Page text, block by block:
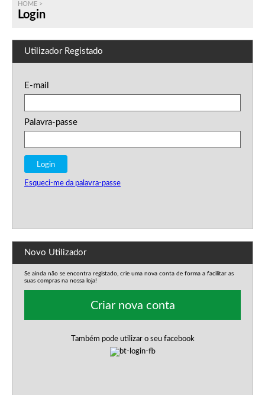
HOME >
Login
Utilizador Registado
E-mail
Palavra-passe
Esqueci-me da palavra-passe
Novo Utilizador
Se ainda não se encontra registado, crie uma nova conta de forma a facilitar as
suas compras na nossa loja!
Criar nova conta
Também pode utilizar o seu facebook